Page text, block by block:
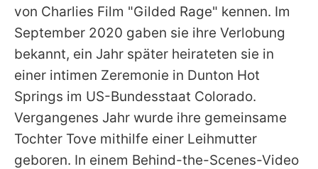
von Charlies Film "Gilded Rage" kennen. Im
September 2020 gaben sie ihre Verlobung
bekannt, ein Jahr später heirateten sie in
einer intimen Zeremonie in Dunton Hot
Springs im US-Bundesstaat Colorado.
Vergangenes Jahr wurde ihre gemeinsame
Tochter Tove mithilfe einer Leihmutter
geboren. In einem Behind-the-Scenes-Video